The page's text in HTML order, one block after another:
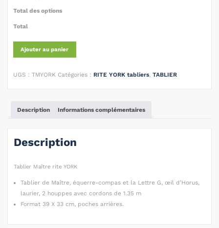
Total des options
Total
Ajouter au panier
UGS : TMYORK Catégories : RITE YORK tabliers, TABLIER
Description Informations complémentaires
Description
Tablier Maître rite YORK
Tablier de Maître, équerre-compas et la Lettre G, œil d’Horus,
laurier, 2 houppes avec cordons de 1.35 m
Format 39 X 33 cm, poches arrières.